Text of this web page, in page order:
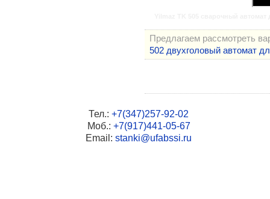
Yilmaz FR 222 настольный копир
Yilmaz FR 221 стационарный копир
Yilmaz FR 226 с 3-м сверлением
Murat FU 460 с 3-м сверлением
Фрезеровка водоотливных каналов
NK-09 фрезер ручной 90°
Предлагаем рассмотреть
502 двухголовый автомат
Тел.: +7(347)257-92-02
Моб.: +7(917)441-05-67
Email: stanki@ufabssi.ru